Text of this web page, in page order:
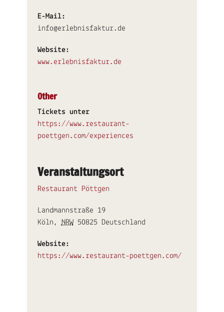
E-Mail:
info@erlebnisfaktur.de
Website:
www.erlebnisfaktur.de
Other
Tickets unter
https://www.restaurant-
poettgen.com/experiences
Veranstaltungsort
Restaurant Pöttgen
Landmannstraße 19
Köln, NRW 50825 Deutschland
Website:
https://www.restaurant-poettgen.com/